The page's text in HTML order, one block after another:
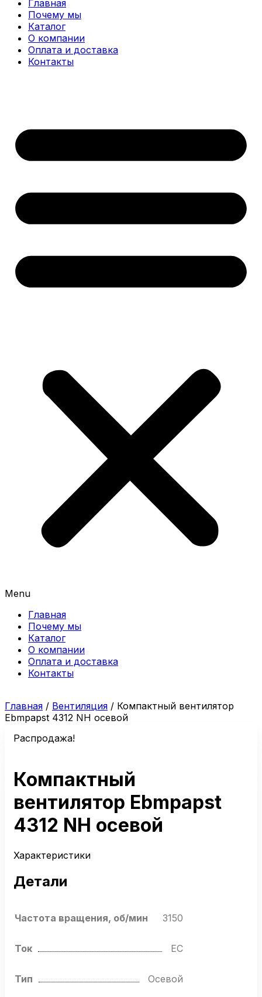
Главная
Почему мы
Каталог
О компании
Оплата и доставка
Контакты
Menu
Главная
Почему мы
Каталог
О компании
Оплата и доставка
Контакты
Главная / Вентиляция / Компактный вентилятор
Ebmpapst 4312 NH осевой
Распродажа!
Компактный
вентилятор Ebmpapst
4312 NH осевой
Характеристики
Детали
Частота вращения, об/мин 3150
Ток EC
Тип Осевой